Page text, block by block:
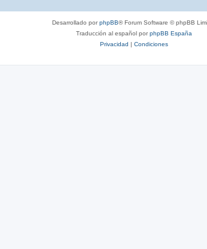
Desarrollado porphpBB® Forum Software © phpBB
Traducción al español porphpBB España
Privacidad | Condiciones